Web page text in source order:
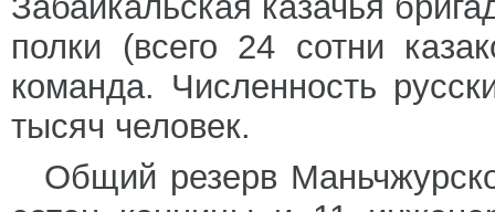
полки (всего 24 сотни
команда. Численность
тысяч человек.
Общий резерв